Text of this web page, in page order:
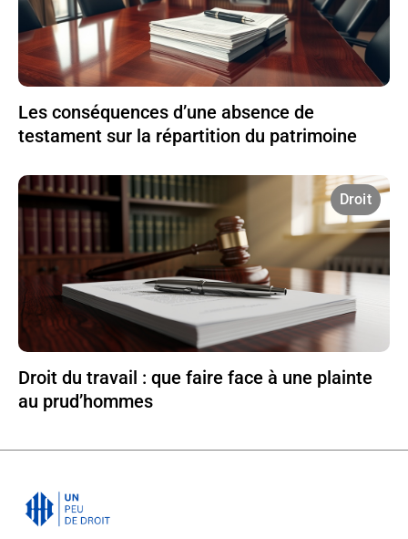
Les conséquences d’une absence de
testament sur la répartition du patrimoine
Droit
Droit du travail : que faire face à une plainte
au prud’hommes